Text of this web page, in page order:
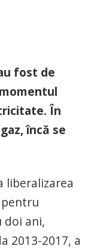
fost de
În
încă se
liberalizarea
doi ani,
2013-2017, a